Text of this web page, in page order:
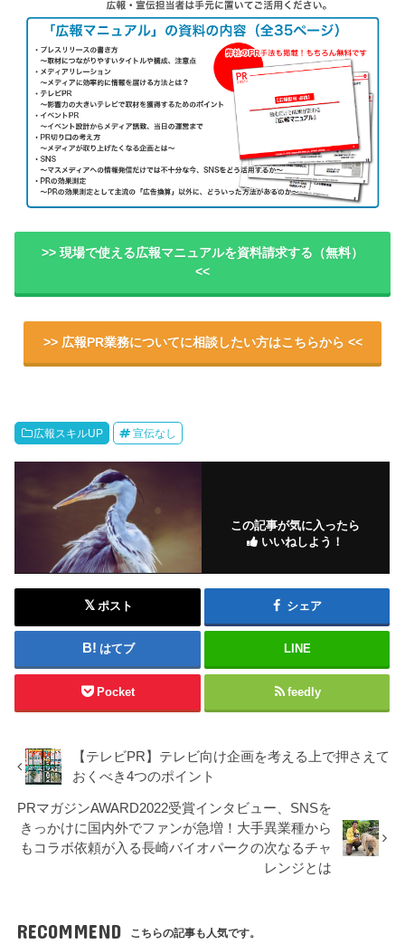
>> 現場で使える広報マニュアルを資料請求する（無料）
<<
>> 広報PR業務についてに相談したい方はこちらから <<
広報スキルUP 宣伝なし
この記事が気に入ったら
いいねしよう！
ポスト シェア
はてブ LINE
Pocket feedly
【テレビPR】テレビ向け企画を考える上で押さえて
おくべき4つのポイント
PRマガジンAWARD2022受賞インタビュー、SNSを
きっかけに国内外でファンが急増！大手異業種から
もコラボ依頼が入る長崎バイオパークの次なるチャ
レンジとは
RECOMMEND こちらの記事も人気です。